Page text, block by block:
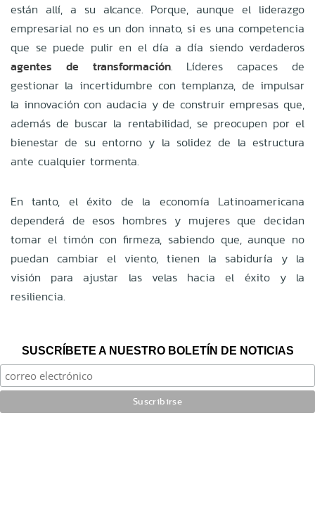
están allí, a su alcance. Porque, aunque el liderazgo
empresarial no es un don innato, si es una competencia
que se puede pulir en el día a día siendo verdaderos
agentes de transformación. Líderes capaces de
gestionar la incertidumbre con templanza, de impulsar
la innovación con audacia y de construir empresas que,
además de buscar la rentabilidad, se preocupen por el
bienestar de su entorno y la solidez de la estructura
ante cualquier tormenta.
En tanto, el éxito de la economía Latinoamericana
dependerá de esos hombres y mujeres que decidan
tomar el timón con firmeza, sabiendo que, aunque no
puedan cambiar el viento, tienen la sabiduría y la
visión para ajustar las velas hacia el éxito y la
resiliencia.
SUSCRÍBETE A NUESTRO BOLETÍN DE NOTICIAS